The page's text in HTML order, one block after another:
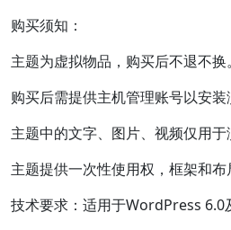
购买须知：
主题为虚拟物品，购买后不退不换。
购买后需提供主机管理账号以安装
主题中的文字、图片、视频仅用于
主题提供一次性使用权，框架和布
技术要求：适用于WordPress 6.0